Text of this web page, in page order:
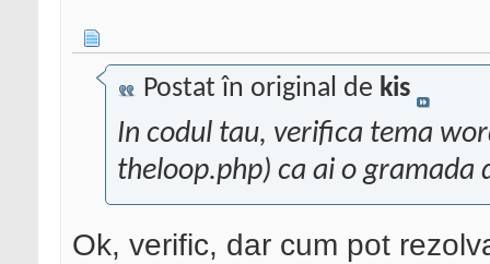
Postat în original de kis
In codul tau, verifica tema
theloop.php) ca ai o
Ok, verific, dar cum pot